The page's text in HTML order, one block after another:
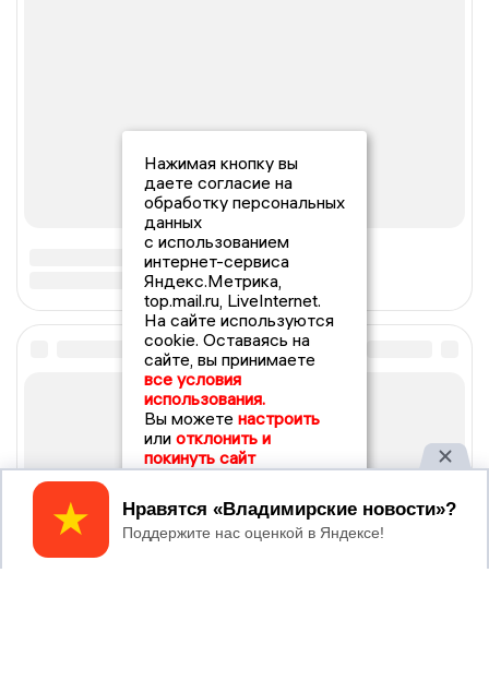
Нажимая кнопку вы
даете согласие на
обработку персональных
данных
с использованием
интернет-сервиса
Яндекс.Метрика,
top.mail.ru, LiveInternet.
На сайте используются
cookie. Оставаясь на
сайте, вы принимаете
все условия
использования.
Вы можете настроить
или отклонить и
покинуть сайт
Принять